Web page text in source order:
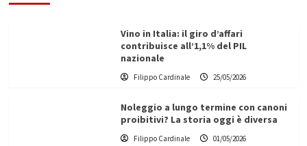
Vino in Italia: il giro d’affari
contribuisce all’1,1% del PIL
nazionale
Filippo Cardinale 25/05/2026
Noleggio a lungo termine con canoni
proibitivi? La storia oggi è diversa
Filippo Cardinale 01/05/2026